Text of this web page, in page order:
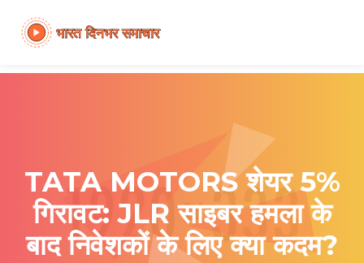
TATA MOTORS शेयर 5%
गिरावट: JLR साइबर हमला के
बाद निवेशकों के लिए क्या कदम?